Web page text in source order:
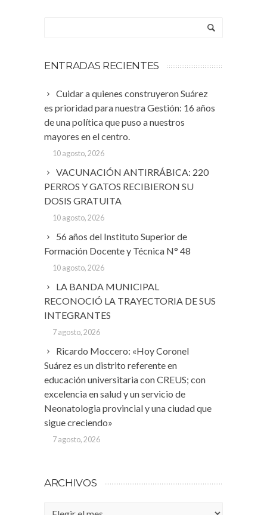
ENTRADAS RECIENTES
Cuidar a quienes construyeron Suárez
es prioridad para nuestra Gestión: 16 años
de una política que puso a nuestros
mayores en el centro.
10 agosto, 2026
VACUNACIÓN ANTIRRÁBICA: 220
PERROS Y GATOS RECIBIERON SU
DOSIS GRATUITA
10 agosto, 2026
56 años del Instituto Superior de
Formación Docente y Técnica N° 48
10 agosto, 2026
LA BANDA MUNICIPAL
RECONOCIÓ LA TRAYECTORIA DE SUS
INTEGRANTES
7 agosto, 2026
Ricardo Moccero: «Hoy Coronel
Suárez es un distrito referente en
educación universitaria con CREUS; con
excelencia en salud y un servicio de
Neonatologia provincial y una ciudad que
sigue creciendo»
7 agosto, 2026
ARCHIVOS
Archivos